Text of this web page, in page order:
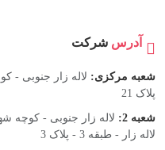
آدرس شرکت
شعبه مرکزی:
پلاک 21
شعبه 2:
لاله زار جنوبی - کوچه
لاله زار - طبقه 3 - پلاک 3